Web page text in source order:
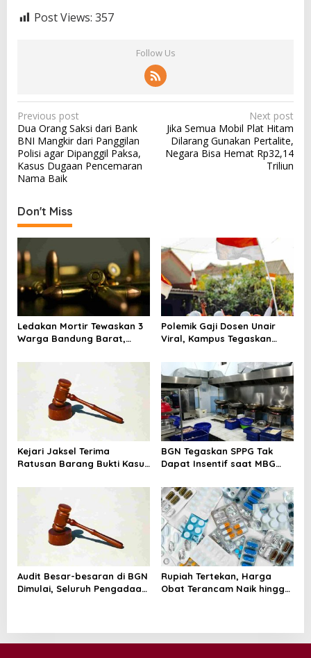
Post Views: 357
Follow Us
P
o
s
t
a
v
i
g
a
t
i
o
n
Previous post
Dua Orang Saksi dari Bank
BNI Mangkir dari Panggilan
Polisi agar Dipanggil Paksa,
Kasus Dugaan Pencemaran
Nama Baik
Next post
Jika Semua Mobil Plat Hitam
Dilarang Gunakan Pertalite,
Negara Bisa Hemat Rp32,14
Triliun
Don't Miss
Ledakan Mortir Tewaskan 3
Warga Bandung Barat,
Amunisi Bekas
Polemik Gaji Dosen Unair
Viral, Kampus Tegaskan
Pokok
Kejari Jaksel Terima
Ratusan Barang Bukti Kasus
Jokowi
BGN Tegaskan SPPG Tak
Dapat Insentif saat MBG
Audit Besar-besaran di BGN
Dimulai, Seluruh Pengadaan
Rupiah Tertekan, Harga
Obat Terancam Naik hingga